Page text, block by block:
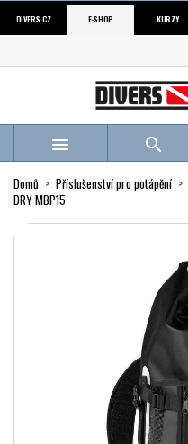
DIVERS.CZ E-SHOP KURZY
 
Domů Příslušenství pro potápění
DRY MBP15